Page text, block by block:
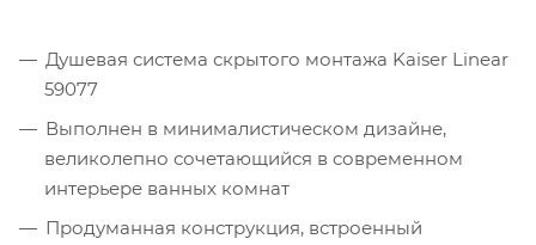
Душевая система скрытого монтажа Kaiser Linear
59077
Выполнен в минималистическом дизайне,
великолепно сочетающийся в современном
интерьере ванных комнат
Продуманная конструкция, встроенный